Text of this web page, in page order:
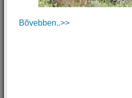
Bõvebben..>>